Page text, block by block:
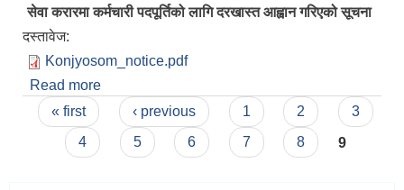
सेवा करारमा कर्मचारी पदपूर्तिको लागि दरखास्त आह्वान गरिएको सूचना
दस्तावेज:
Konjyosom_notice.pdf
Read more
आह्वान गरिएको सूचना
Pages
« first ‹ previous 1 2
3
4
5 6 7 8 9